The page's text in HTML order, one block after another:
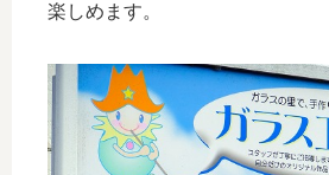
楽しめます。